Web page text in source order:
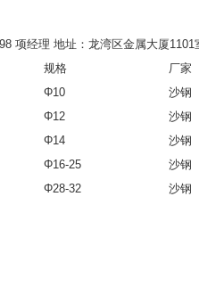
项经理 地址：龙湾区金属大厦
规格
厂家
Φ10
沙钢
Φ12
沙钢
Φ14
沙钢
Φ16-25
沙钢
Φ28-32 沙钢